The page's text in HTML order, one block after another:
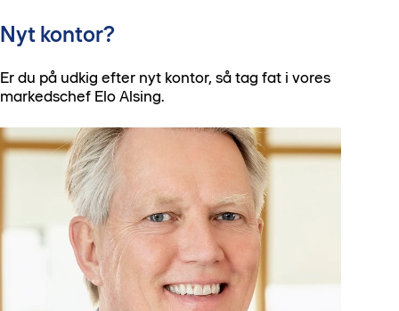
Nyt kontor?
Er du på udkig efter nyt kontor, så tag fat i vores
markedschef Elo Alsing.